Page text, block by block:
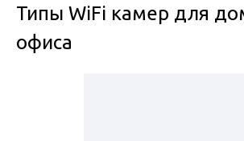
Типы WiFi камер для
офиса